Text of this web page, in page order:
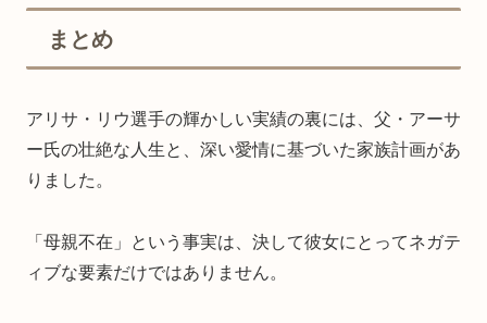
まとめ
アリサ・リウ選手の輝かしい実績の裏には、父・アーサ
ー氏の壮絶な人生と、深い愛情に基づいた家族計画があ
りました。
「母親不在」という事実は、決して彼女にとってネガテ
ィブな要素だけではありません。